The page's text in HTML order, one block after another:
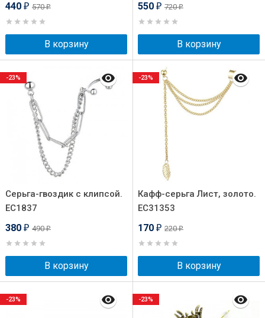
440 ₽ 570₽
В корзину
550 ₽ 720₽
В корзину
Серьга-гвоздик с клипсой.
EC1837
380 ₽ 490₽
В корзину
-23%
Кафф-серьга Лист, золото.
EC31353
170 ₽ 220₽
В корзину
-23%
-23% -23%